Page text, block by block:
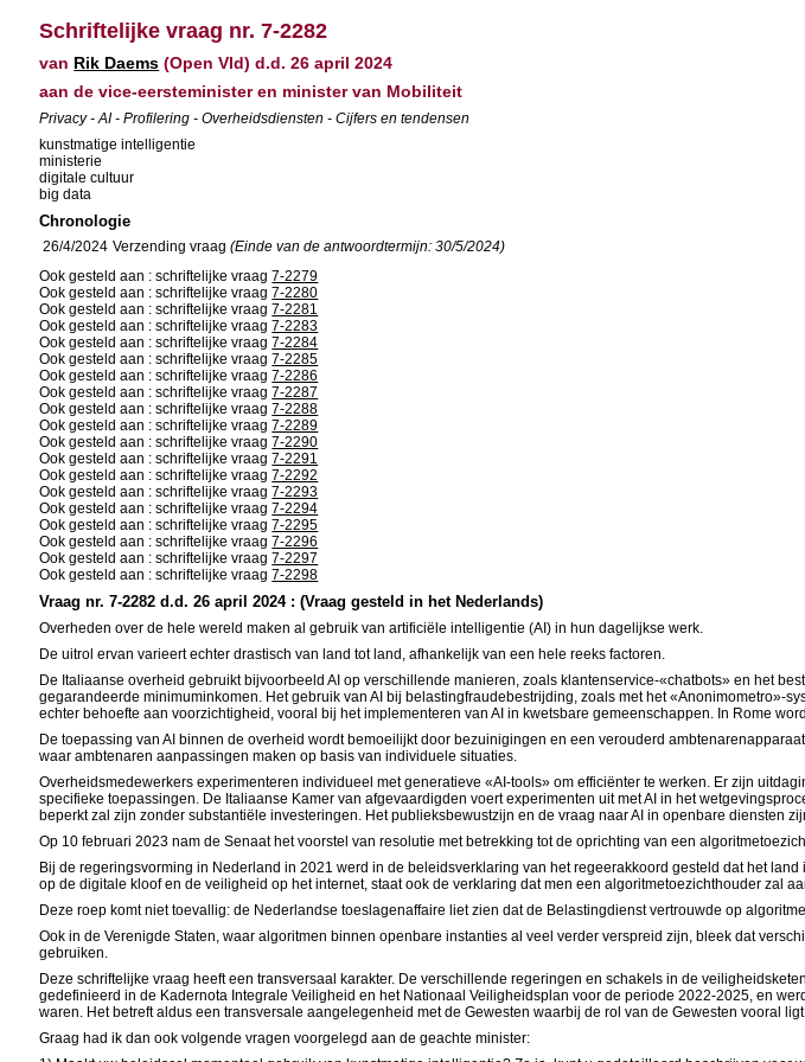
Schriftelijke vraag nr. 7-2282
van Rik Daems (Open Vld) d.d. 26 april 2024
aan de vice-eersteminister en minister van Mobiliteit
Privacy - AI - Profilering - Overheidsdiensten - Cijfers en tendensen
kunstmatige intelligentie
ministerie
digitale cultuur
big data
Chronologie
26/4/2024 Verzending vraag(Einde van de antwoordtermijn: 30/5/2024)
Ook gesteld aan : schriftelijke vraag7-2279
Ook gesteld aan : schriftelijke vraag7-2280
Ook gesteld aan : schriftelijke vraag7-2281
Ook gesteld aan : schriftelijke vraag7-2283
Ook gesteld aan : schriftelijke vraag7-2284
Ook gesteld aan : schriftelijke vraag7-2285
Ook gesteld aan : schriftelijke vraag7-2286
Ook gesteld aan : schriftelijke vraag7-2287
Ook gesteld aan : schriftelijke vraag7-2288
Ook gesteld aan : schriftelijke vraag7-2289
Ook gesteld aan : schriftelijke vraag7-2290
Ook gesteld aan : schriftelijke vraag7-2291
Ook gesteld aan : schriftelijke vraag7-2292
Ook gesteld aan : schriftelijke vraag7-2293
Ook gesteld aan : schriftelijke vraag7-2294
Ook gesteld aan : schriftelijke vraag7-2295
Ook gesteld aan : schriftelijke vraag7-2296
Ook gesteld aan : schriftelijke vraag7-2297
Ook gesteld aan : schriftelijke vraag7-2298
Vraag nr. 7-2282 d.d. 26 april 2024 : (Vraag gesteld in het Nederlands)
Overheden over de hele wereld maken al gebruik van artificiële intelligentie (AI) in hun dagelijkse werk.
De uitrol ervan varieert echter drastisch van land tot land, afhankelijk van een hele reeks factoren.
De Italiaanse overheid gebruikt bijvoorbeeld AI op verschillende manieren, zoals klantenservice-«chatbots» en het
gegarandeerde minimuminkomen. Het gebruik van AI bij belastingfraudebestrijding, zoals met het
echter behoefte aan voorzichtigheid, vooral bij het implementeren van AI in kwetsbare gemeenschappen. In Rome
De toepassing van AI binnen de overheid wordt bemoeilijkt door bezuinigingen en een verouderd
waar ambtenaren aanpassingen maken op basis van individuele situaties.
Overheidsmedewerkers experimenteren individueel met generatieve «AI-tools» om efficiënter te werken. Er zijn
specifieke toepassingen. De Italiaanse Kamer van afgevaardigden voert experimenten uit met AI in het
beperkt zal zijn zonder substantiële investeringen. Het publieksbewustzijn en de vraag naar AI in openbare diensten
Op 10 februari 2023 nam de Senaat het voorstel van resolutie met betrekking tot de oprichting van een
Bij de regeringsvorming in Nederland in 2021 werd in de beleidsverklaring van het regeerakkoord gesteld dat het
op de digitale kloof en de veiligheid op het internet, staat ook de verklaring dat men een algoritmetoezichthouder
Deze roep komt niet toevallig: de Nederlandse toeslagenaffaire liet zien dat de Belastingdienst vertrouwde op
Ook in de Verenigde Staten, waar algoritmen binnen openbare instanties al veel verder verspreid zijn, bleek dat
gebruiken.
Deze schriftelijke vraag heeft een transversaal karakter. De verschillende regeringen en schakels in de
gedefinieerd in de Kadernota Integrale Veiligheid en het Nationaal Veiligheidsplan voor de periode 2022-2025, en
waren. Het betreft aldus een transversale aangelegenheid met de Gewesten waarbij de rol van de Gewesten vooral
Graag had ik dan ook volgende vragen voorgelegd aan de geachte minister: